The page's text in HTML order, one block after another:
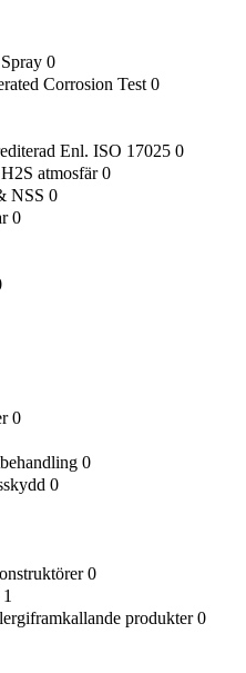
0
Corrosion Test 0
Enl. ISO 17025 0
atmosfär0
NSS 0
0
0
0
0
0
1
produkter0